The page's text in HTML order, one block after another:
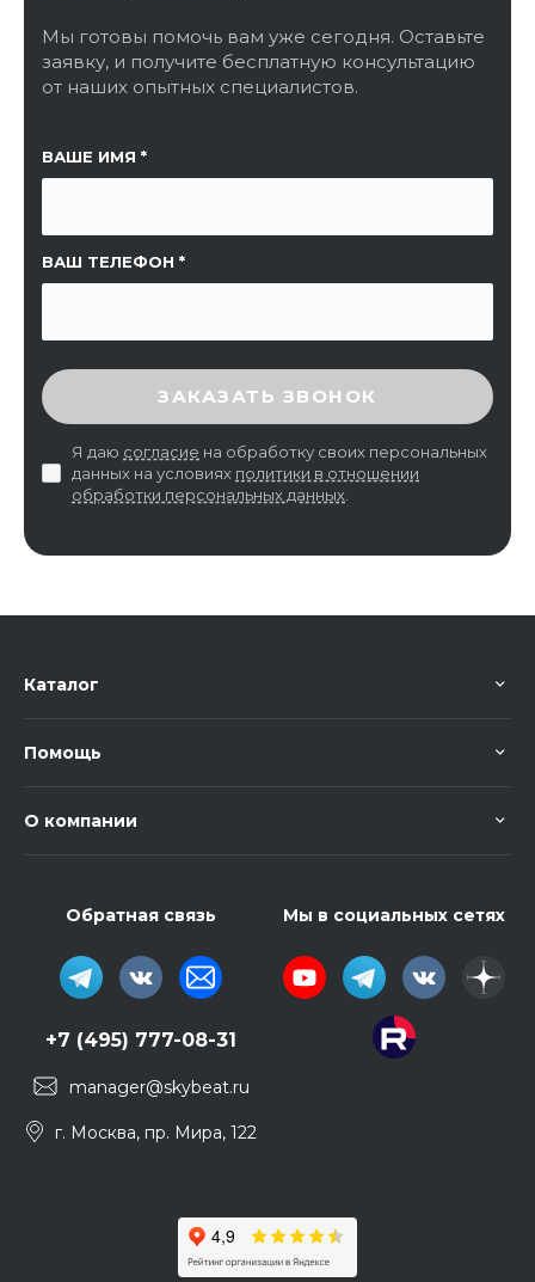
Мы готовы помочь вам уже сегодня. Оставьте
заявку, и получите бесплатную консультацию
от наших опытных специалистов.
ВАШЕ ИМЯ
ВАШ ТЕЛЕФОН
ССЫЛКА НА СТРАНИЦУ
ВВЕДИТЕ ПРОВЕРОЧНЫЙ КОД
ЗАКАЗАТЬ ЗВОНОК
Я даю согласие на обработку своих персональных
данных на условиях политики в отношении
обработки персональных данных
Каталог
Помощь
О компании
Обратная связь
+7 (495) 777-08-31
manager@skybeat.ru
г. Москва, пр. Мира, 122
Мы в социальных сетях